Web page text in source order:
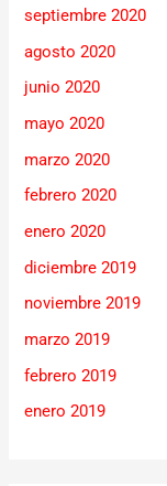
septiembre 2020
agosto 2020
junio 2020
mayo 2020
marzo 2020
febrero 2020
enero 2020
diciembre 2019
noviembre 2019
marzo 2019
febrero 2019
enero 2019